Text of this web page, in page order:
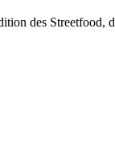
des Streetfood,